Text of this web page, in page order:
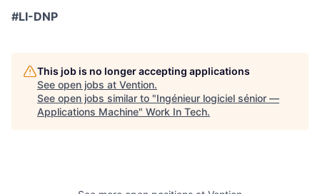
#LI-DNP
This job is no longer accepting applications
See open jobs at Vention.
See open jobs similar to "Ingénieur logiciel sénior —
Applications Machine" Work In Tech.